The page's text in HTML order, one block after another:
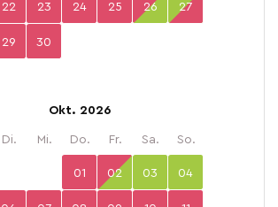
22 23 24 25 26 27
29 30
Okt. 2026
Di. Mi. Do. Fr. Sa. So.
01 02 03 04